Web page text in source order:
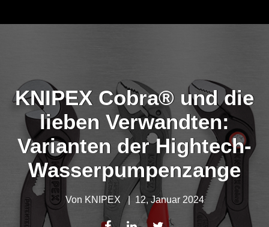
KNIPEX Cobra® und die
lieben Verwandten:
Varianten der Hightech-
Wasserpumpenzange
Von KNIPEX | 12, Januar 2024